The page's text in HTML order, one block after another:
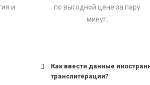
и
по выгодной цене за пару
минут.
Как ввести данные
транслитерации?